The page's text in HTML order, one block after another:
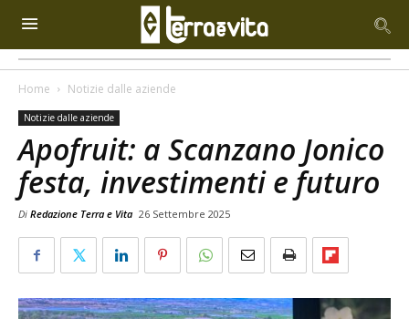
Home Notizie dalle aziende
Notizie dalle aziende
Apofruit: a Scanzano Jonico
festa, investimenti e futuro
Di Redazione Terra e Vita 26 Settembre 2025